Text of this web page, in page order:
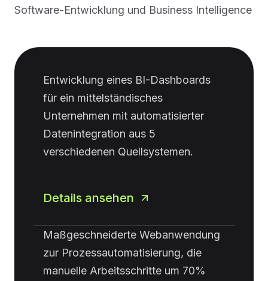
Software-Entwicklung und Business Intelligence
Entwicklung eines BI-Dashboards
für ein mittelständisches
Unternehmen mit automatisierter
Datenintegration aus 5
verschiedenen Quellsystemen.
Details ansehen
Maßgeschneiderte Webanwendung
zur Prozessautomatisierung, die
manuelle Arbeitsschritte um 70%